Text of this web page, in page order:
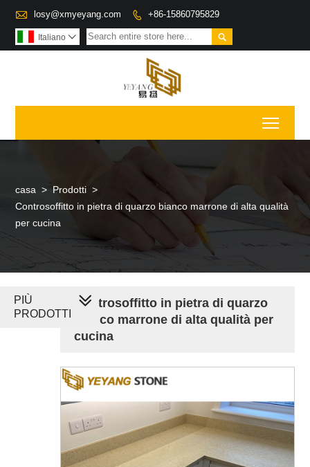
 losy@xmyeyang.com  +86-15860795829

Italiano 
casa > Prodotti >
Controsoffitto in pietra di quarzo bianco marrone di alta qualità
per cucina
Controsoffitto in pietra di quarzo
bianco marrone di alta qualità per
cucina
PIÙ
PRODOTTI